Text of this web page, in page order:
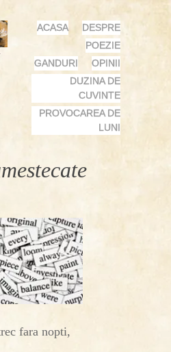
MENU
SKIP
CONTENT
ACASA
DESPRE
POEZIE
GANDURI
OPINII
DUZINA DE
CUVINTE
PROVOCAREA DE
LUNI
fara nopti,